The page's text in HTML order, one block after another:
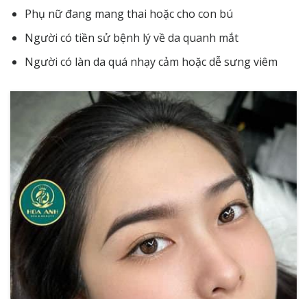
Phụ nữ đang mang thai hoặc cho con bú
Người có tiền sử bệnh lý về da quanh mắt
Người có làn da quá nhạy cảm hoặc dễ sưng viêm